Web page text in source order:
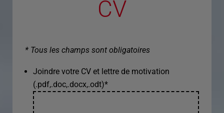
CV
* Tous les champs sont obligatoires
Joindre votre CV et lettre de motivation
(.pdf,.doc,.docx,.odt)*